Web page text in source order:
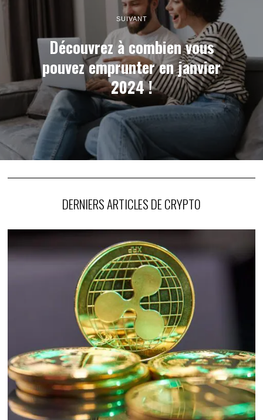
SUIVANT
Découvrez à combien vous
pouvez emprunter en janvier
2024 !
DERNIERS ARTICLES DE CRYPTO